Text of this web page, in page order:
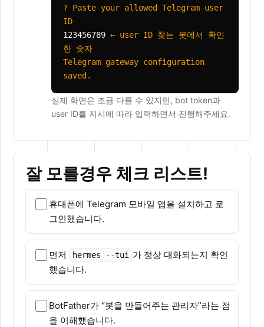
? Paste your allowed Telegram user
ID
123456789← user ID 찾는 봇에서 확인
한 숫자
Telegram gateway configuration
saved.
실제 화면은 조금 다를 수 있지만, bot token과
user ID를 지시에 따라 입력하면서 진행해주세요.
잘 모를경우 체크 리스트!
휴대폰에 Telegram 모바일 앱을 설치하고 로
그인했습니다.
먼저 hermes --tui 가 정상 대화되는지 확인
했습니다.
BotFather가 “봇을 만들어주는 관리자”라는 점
을 이해했습니다.